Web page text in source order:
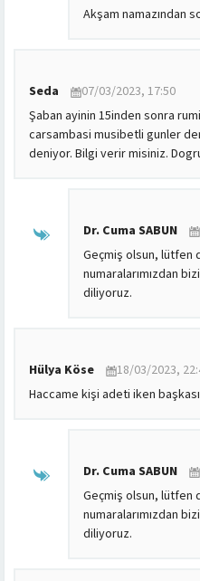
Akşam namazından
Seda
07/03/2023, 17:50
Şaban ayinin 15inden sonra
carsambasi musibetli gunler
deniyor. Bilgi verir misiniz.
Dr. Cuma SABUN
Geçmiş olsun, lütfen
numaralarımızdan
diliyoruz.
Hülya Köse
18/03/2023,
Haccame kişi adeti iken
Dr. Cuma SABUN
Geçmiş olsun, lütfen
numaralarımızdan
diliyoruz.